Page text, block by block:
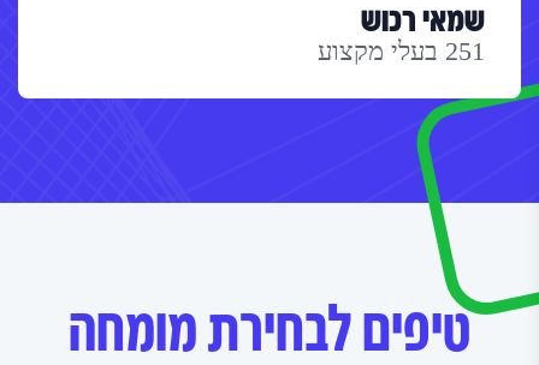
שמאי רכוש
251 בעלי מקצוע
טיפים לבחירת מומחה